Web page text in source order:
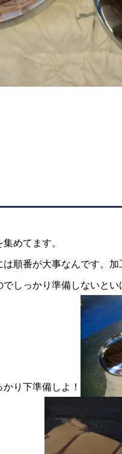
めてます。
順番が大事なんです。
しっかり準備しないとい
り下準備しよ！